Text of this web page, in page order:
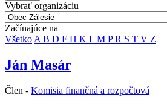
Vybrať organizáciu
Začínajúce na
Všetko A B D F H K L M PR S T V Z
Ján Masár
Člen - Komisia finančná a rozpočtová